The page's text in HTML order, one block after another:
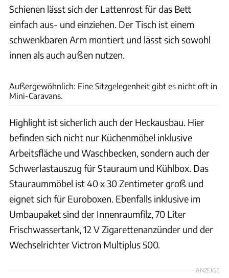
Schienen lässt sich der Lattenrost für das Bett
einfach aus- und einziehen. Der Tisch ist einem
schwenkbaren Arm montiert und lässt sich sowohl
innen als auch außen nutzen.
Außergewöhnlich: Eine Sitzgelegenheit gibt es nicht oft in
Mini-Caravans.
Highlight ist sicherlich auch der Heckausbau. Hier
befinden sich nicht nur Küchenmöbel inklusive
Arbeitsfläche und Waschbecken, sondern auch der
Schwerlastauszug für Stauraum und Kühlbox. Das
Stauraummöbel ist 40 x 30 Zentimeter groß und
eignet sich für Euroboxen. Ebenfalls inklusive im
Umbaupaket sind der Innenraumfilz, 70 Liter
Frischwassertank, 12 V Zigarettenanzünder und der
Wechselrichter Victron Multiplus 500.
ANZEIGE